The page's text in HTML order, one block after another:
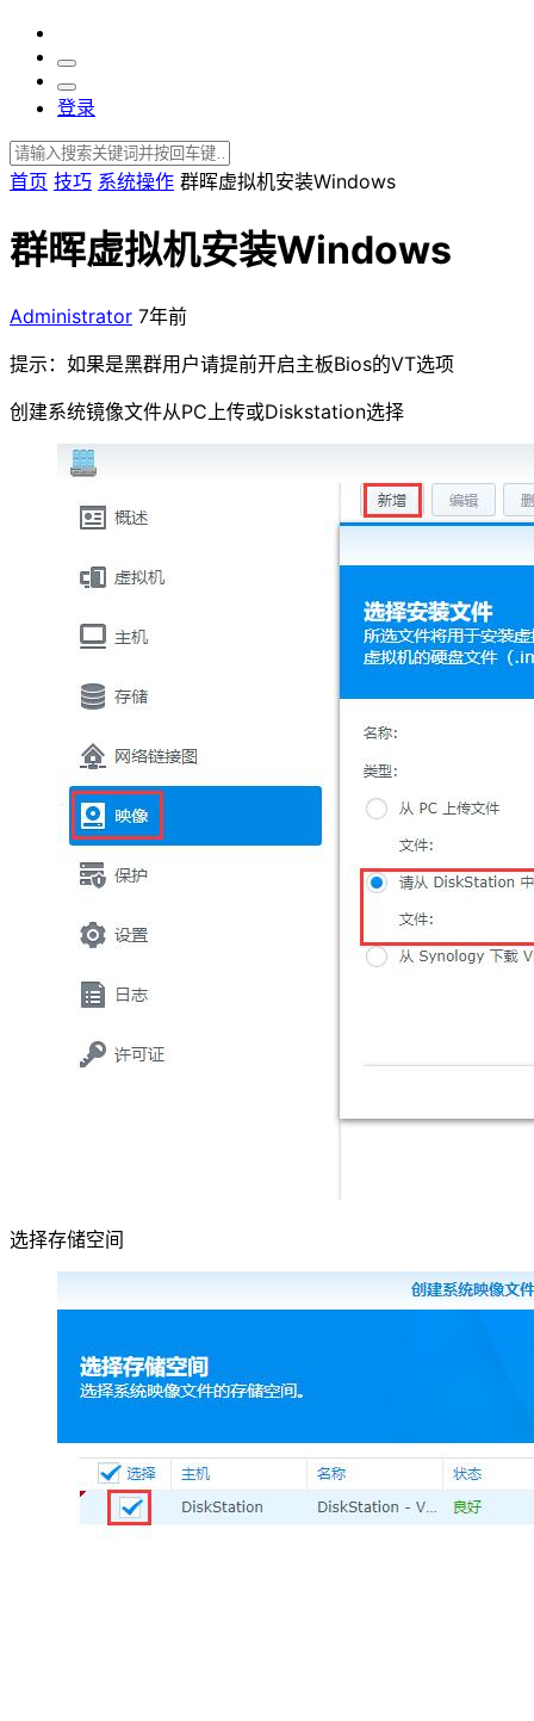
登录
首页 技巧 系统操作 群晖虚拟机安装Windows
群晖虚拟机安装Windows
Administrator 7年前
提示：如果是黑群用户请提前开启主板Bios的VT选项
创建系统镜像文件从PC上传或Diskstation选择
选择存储空间